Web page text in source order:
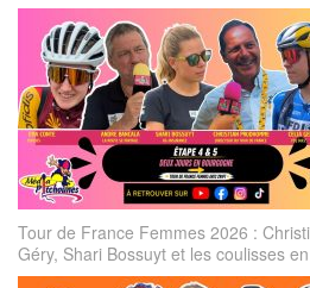
Tour de France Femmes 2026 :
Géry, Shari Bossuyt et les coulisses